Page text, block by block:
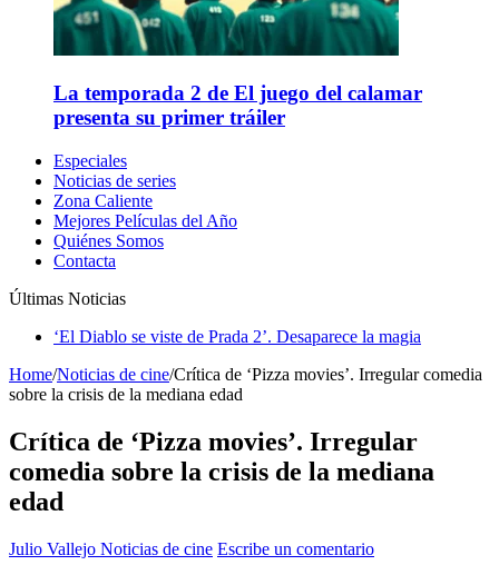
La temporada 2 de El juego del calamar
presenta su primer tráiler
Especiales
Noticias de series
Zona Caliente
Mejores Películas del Año
Quiénes Somos
Contacta
Últimas Noticias
‘El Diablo se viste de Prada 2’. Desaparece la magia
‘Boulevard’. Nada nuevo
Home/Noticias de cine/Crítica de ‘Pizza movies’. Irregular comedia
sobre la crisis de la mediana edad
Crítica de ‘Pizza movies’. Irregular
comedia sobre la crisis de la mediana
edad
Julio Vallejo Noticias de cine Escribe un comentario